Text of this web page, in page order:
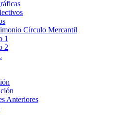
Círculo Mercantil
1
2
Anteriores